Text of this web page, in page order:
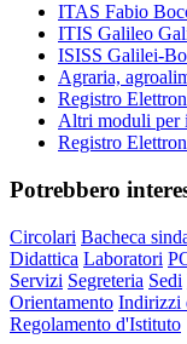
ITAS Fabio
ITIS Galileo
ISISS Galilei-
Agraria,
Registro
Altri moduli per
Registro
Potrebbero
Circolari Bacheca
Didattica Laboratori
Servizi Segreteria Sedi
Orientamento Indirizzi
Regolamento d'Istituto